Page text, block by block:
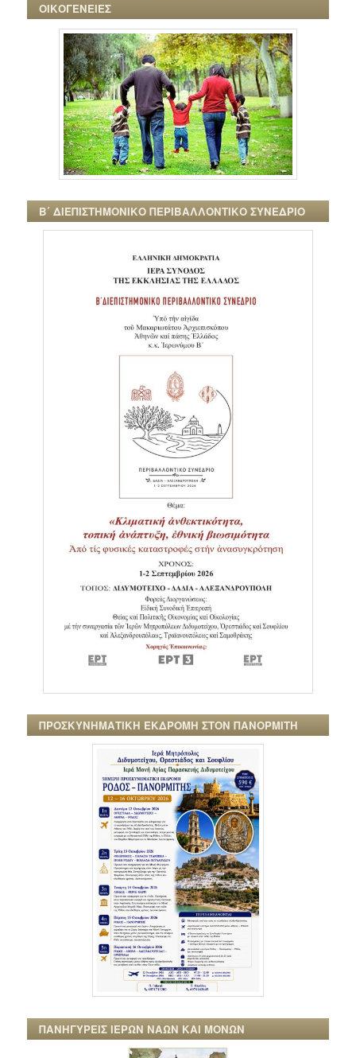
ΟΙΚΟΓΕΝΕΙΕΣ
Β΄ ΔΙΕΠΙΣΤΗΜΟΝΙΚΟ ΠΕΡΙΒΑΛΛΟΝΤΙΚΟ ΣΥΝΕΔΡΙΟ
ΠΡΟΣΚΥΝΗΜΑΤΙΚΗ ΕΚΔΡΟΜΗ ΣΤΟΝ ΠΑΝΟΡΜΙΤΗ
ΠΑΝΗΓΥΡΕΙΣ ΙΕΡΩΝ ΝΑΩΝ ΚΑΙ ΜΟΝΩΝ